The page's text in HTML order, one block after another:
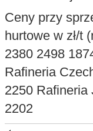
Ceny przy
hurtowe w
2380 2498
Rafineria
2250 Rafineria
2202